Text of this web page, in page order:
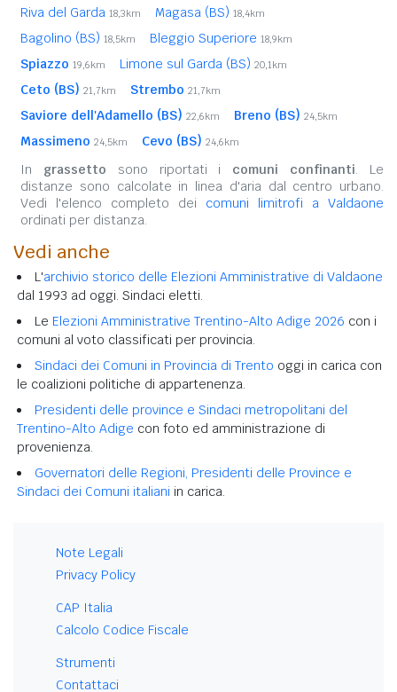
Riva del Garda 18,3km Magasa (BS) 18,4km
Bagolino (BS) 18,5km Bleggio Superiore 18,9km
Spiazzo 19,6km Limone sul Garda (BS) 20,1km
Ceto (BS) 21,7km Strembo 21,7km
Saviore dell'Adamello (BS) 22,6km Breno (BS) 24,5km
Massimeno 24,5km Cevo (BS) 24,6km
In grassetto sono riportati i comuni confinanti. Le
distanze sono calcolate in linea d'aria dal centro urbano.
Vedi l'elenco completo dei comuni limitrofi a Valdaone
ordinati per distanza.
Vedi anche
L'archivio storico delle Elezioni Amministrative di Valdaone
dal 1993 ad oggi. Sindaci eletti.
Le Elezioni Amministrative Trentino-Alto Adige 2026 con i
comuni al voto classificati per provincia.
Sindaci dei Comuni in Provincia di Trento oggi in carica con
le coalizioni politiche di appartenenza.
Presidenti delle province e Sindaci metropolitani del
Trentino-Alto Adige con foto ed amministrazione di
provenienza.
Governatori delle Regioni, Presidenti delle Province e
Sindaci dei Comuni italiani in carica.
Note Legali
Privacy Policy
CAP Italia
Calcolo Codice Fiscale
Strumenti
Contattaci